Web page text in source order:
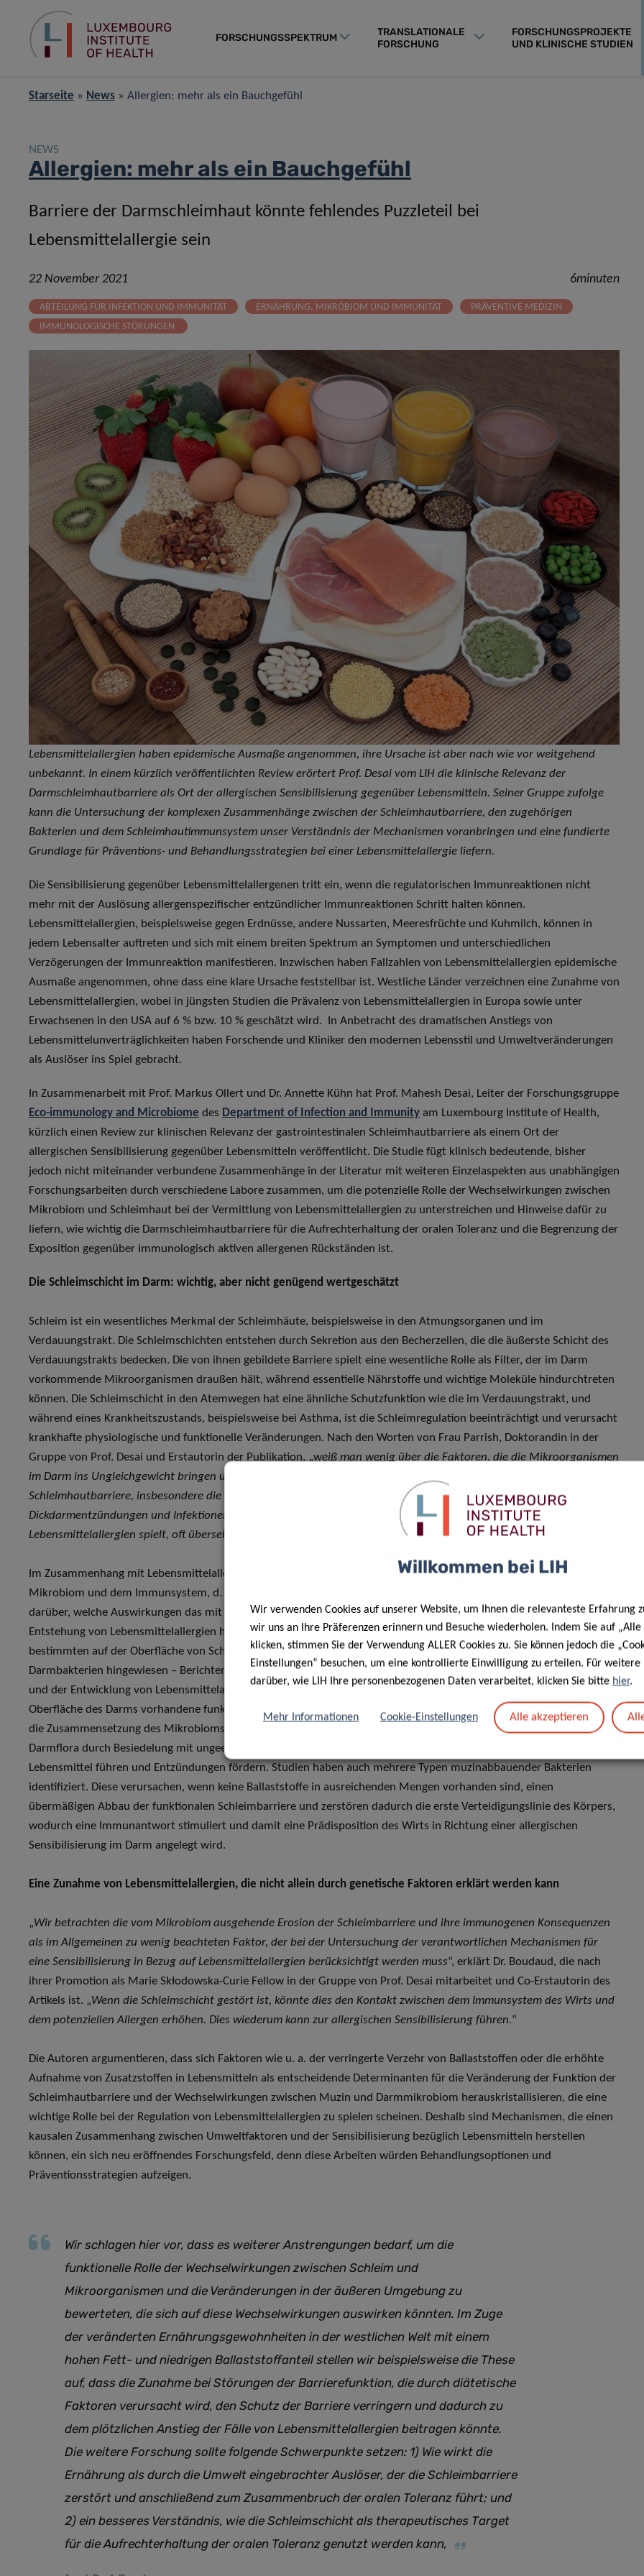
FORSCHUNGSSPEKTRUM
TRANSLATIONALE
FORSCHUNG
FORSCHUNGSPROJEKTE
UND KLINISCHE STUDIEN
Starseite » News » Allergien: mehr als ein Bauchgefühl
NEWS
Allergien: mehr als ein Bauchgefühl
Barriere der Darmschleimhaut könnte fehlendes Puzzleteil bei
Lebensmittelallergie sein
22 November 2021 6minuten
ABTEILUNG FÜR INFEKTION UND IMMUNITÄT ERNÄHRUNG, MIKROBIOM UND IMMUNITÄT
PRÄVENTIVE MEDIZIN
IMMUNOLOGISCHE STÖRUNGEN
Lebensmittelallergien haben epidemische Ausmaße angenommen, ihre Ursache ist aber nach wie vor weitgehend
unbekannt. In einem kürzlich veröffentlichten Review erörtert Prof. Desai vom LIH die klinische Relevanz der
Darmschleimhautbarriere als Ort der allergischen Sensibilisierung gegenüber Lebensmitteln. Seiner Gruppe zufolge
kann die Untersuchung der komplexen Zusammenhänge zwischen der Schleimhautbarriere, den zugehörigen
Bakterien und dem Schleimhautimmunsystem unser Verständnis der Mechanismen voranbringen und eine fundierte
Grundlage für Präventions- und Behandlungsstrategien bei einer Lebensmittelallergie liefern.
Die Sensibilisierung gegenüber Lebensmittelallergenen tritt ein, wenn die regulatorischen Immunreaktionen nicht
mehr mit der Auslösung allergenspezifischer entzündlicher Immunreaktionen Schritt halten können.
Lebensmittelallergien, beispielsweise gegen Erdnüsse, andere Nussarten, Meeresfrüchte und Kuhmilch, können in
jedem Lebensalter auftreten und sich mit einem breiten Spektrum an Symptomen und unterschiedlichen
Verzögerungen der Immunreaktion manifestieren. Inzwischen haben Fallzahlen von Lebensmittelallergien epidemische
Ausmaße angenommen, ohne dass eine klare Ursache feststellbar ist. Westliche Länder verzeichnen eine Zunahme von
Lebensmittelallergien, wobei in jüngsten Studien die Prävalenz von Lebensmittelallergien in Europa sowie unter
Erwachsenen in den USA auf 6 % bzw. 10 % geschätzt wird. In Anbetracht des dramatischen Anstiegs von
Lebensmittelunverträglichkeiten haben Forschende und Kliniker den modernen Lebensstil und Umweltveränderungen
als Auslöser ins Spiel gebracht.
In Zusammenarbeit mit Prof. Markus Ollert und Dr. Annette Kühn hat Prof. Mahesh Desai, Leiter der Forschungsgruppe
Eco-immunology and Microbiome des Department of Infection and Immunity am Luxembourg Institute of Health,
kürzlich einen Review zur klinischen Relevanz der gastrointestinalen Schleimhautbarriere als einem Ort der
allergischen Sensibilisierung gegenüber Lebensmitteln veröffentlicht. Die Studie fügt klinisch bedeutende, bisher
jedoch nicht miteinander verbundene Zusammenhänge in der Literatur mit weiteren Einzelaspekten aus unabhängigen
Forschungsarbeiten durch verschiedene Labore zusammen, um die potenzielle Rolle der Wechselwirkungen zwischen
Mikrobiom und Schleimhaut bei der Vermittlung von Lebensmittelallergien zu unterstreichen und Hinweise dafür zu
liefern, wie wichtig die Darmschleimhautbarriere für die Aufrechterhaltung der oralen Toleranz und die Begrenzung der
Exposition gegenüber immunologisch aktiven allergenen Rückständen ist.
Die Schleimschicht im Darm: wichtig, aber nicht genügend wertgeschätzt
Schleim ist ein wesentliches Merkmal der Schleimhäute, beispielsweise in den Atmungsorganen und im
Verdauungstrakt. Die Schleimschichten entstehen durch Sekretion aus den Becherzellen, die die äußerste Schicht des
Verdauungstrakts bedecken. Die von ihnen gebildete Barriere spielt eine wesentliche Rolle als Filter, der im Darm
vorkommende Mikroorganismen draußen hält, während essentielle Nährstoffe und wichtige Moleküle hindurchtreten
können. Die Schleimschicht in den Atemwegen hat eine ähnliche Schutzfunktion wie die im Verdauungstrakt, und
während eines Krankheitszustands, beispielsweise bei Asthma, ist die Schleimregulation beeinträchtigt und verursacht
krankhafte physiologische und funktionelle Veränderungen. Nach den Worten von Frau Parrish, Doktorandin in der
Gruppe von Prof. Desai und Erstautorin der Publikation, „weiß man wenig über die Faktoren, die die Mikroorganismen
im Darm ins Ungleichgewicht bringen und als Vermittler bei der Entstehung der Krankheit fungieren. Die
Schleimhautbarriere, insbesondere die Glykoprotein-reiche Schleimschicht, die vor allem im Zusammenhang mit
Dickdarmentzündungen und Infektionen untersucht wird, wurde in Bezug auf die Rolle, die sie bei der Entwicklung von
Lebensmittelallergien spielt, oft übersehen
Im Zusammenhang mit Lebensmittelallergien befindet sich die Schleimschicht an der Schnittstelle zwischen dem
Mikrobiom und dem Immunsystem, d. h. sie kann ein fehlendes Puzzleteil sein. Man weiß bisher noch recht wenig
darüber, welche Auswirkungen das mit dem Schleim assoziierte und den Schleim abbauende Darmmikrobiom auf die
Entstehung von Lebensmittelallergien hat. Neuere Daten haben insbesondere auf die Verbindung zwischen
bestimmten auf der Oberfläche von Schleimhäuten vorhandenen Antikörpern und der Beschichtung auf den
Darmbakterien hingewiesen – Berichten zufolge soll ein Zusammenhang zwischen einem Wechsel der Antikörperklasse
und der Entwicklung von Lebensmittelallergien bei Kindern bestehen. Außerdem wurde gezeigt, dass Muzine (auf der
Oberfläche des Darms vorhandene funktionale Glykoproteine, die die Oberfläche der Zellen schützen und „schmieren“)
die Zusammensetzung des Mikrobioms im Darm regulieren. Eine durch falsche Ernährung verursachte Störung der
Darmflora durch Besiedelung mit ungeeigneten Bakterien könnte zu unangemessenen Immunreaktionen auf
Lebensmittel führen und Entzündungen fördern. Studien haben auch mehrere Typen muzinabbauender Bakterien
identifiziert. Diese verursachen, wenn keine Ballaststoffe in ausreichenden Mengen vorhanden sind, einen
übermäßigen Abbau der funktionalen Schleimbarriere und zerstören dadurch die erste Verteidigungslinie des Körpers,
wodurch eine Immunantwort stimuliert und damit eine Prädisposition des Wirts in Richtung einer allergischen
Sensibilisierung im Darm angelegt wird.
Eine Zunahme von Lebensmittelallergien, die nicht allein durch genetische Faktoren erklärt werden kann
„Wir betrachten die vom Mikrobiom ausgehende Erosion der Schleimbarriere und ihre immunogenen Konsequenzen
als im Allgemeinen zu wenig beachteten Faktor, der bei der Untersuchung der verantwortlichen Mechanismen für
eine Sensibilisierung in Bezug auf Lebensmittelallergien berücksichtigt werden muss“, erklärt Dr. Boudaud, die nach
ihrer Promotion als Marie Skłodowska-Curie Fellow in der Gruppe von Prof. Desai mitarbeitet und Co-Erstautorin des
Artikels ist. „Wenn die Schleimschicht gestört ist, könnte dies den Kontakt zwischen dem Immunsystem des Wirts und
dem potenziellen Allergen erhöhen. Dies wiederum kann zur allergischen Sensibilisierung führen.“
Die Autoren argumentieren, dass sich Faktoren wie u. a. der verringerte Verzehr von Ballaststoffen oder die erhöhte
Aufnahme von Zusatzstoffen in Lebensmitteln als entscheidende Determinanten für die Veränderung der Funktion der
Schleimhautbarriere und der Wechselwirkungen zwischen Muzin und Darmmikrobiom herauskristallisieren, die eine
wichtige Rolle bei der Regulation von Lebensmittelallergien zu spielen scheinen. Deshalb sind Mechanismen, die einen
kausalen Zusammenhang zwischen Umweltfaktoren und der Sensibilisierung bezüglich Lebensmitteln herstellen
können, ein sich neu eröffnendes Forschungsfeld, denn diese Arbeiten würden Behandlungsoptionen und
Präventionsstrategien aufzeigen.
Wir schlagen hier vor, dass es weiterer Anstrengungen bedarf, um die
funktionelle Rolle der Wechselwirkungen zwischen Schleim und
Mikroorganismen und die Veränderungen in der äußeren Umgebung zu
bewerteten, die sich auf diese Wechselwirkungen auswirken könnten. Im Zuge
der veränderten Ernährungsgewohnheiten in der westlichen Welt mit einem
hohen Fett- und niedrigen Ballaststoffanteil stellen wir beispielsweise die These
auf, dass die Zunahme bei Störungen der Barrierefunktion, die durch diätetische
Faktoren verursacht wird, den Schutz der Barriere verringern und dadurch zu
dem plötzlichen Anstieg der Fälle von Lebensmittelallergien beitragen könnte.
Die weitere Forschung sollte folgende Schwerpunkte setzen: 1) Wie wirkt die
Ernährung als durch die Umwelt eingebrachter Auslöser, der die Schleimbarriere
zerstört und anschließend zum Zusammenbruch der oralen Toleranz führt; und
2) ein besseres Verständnis, wie die Schleimschicht als therapeutisches Target
für die Aufrechterhaltung der oralen Toleranz genutzt werden kann,
Willkommen bei LIH
Wir verwenden Cookies auf unserer Website, um Ihnen die relevanteste Erfahrung
wir uns an Ihre Präferenzen erinnern und Besuche wiederholen. Indem Sie auf „Alle
klicken, stimmen Sie der Verwendung ALLER Cookies zu. Sie können jedoch die
Einstellungen“ besuchen, um eine kontrollierte Einwilligung zu erteilen. Für
darüber, wie LIH Ihre personenbezogenen Daten verarbeitet, klicken Sie bitte hier.
Mehr Informationen Cookie-Einstellungen Alle akzeptieren